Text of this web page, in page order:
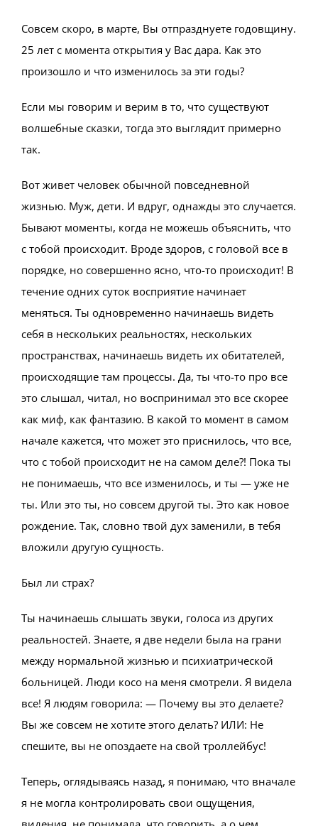
Совсем скоро, в марте, Вы отпразднуете годовщину.
25 лет с момента открытия у Вас дара. Как это
произошло и что изменилось за эти годы?
Если мы говорим и верим в то, что существуют
волшебные сказки, тогда это выглядит примерно
так.
Вот живет человек обычной повседневной
жизнью. Муж, дети. И вдруг, однажды это случается.
Бывают моменты, когда не можешь объяснить, что
с тобой происходит. Вроде здоров, с головой все в
порядке, но совершенно ясно, что-то происходит! В
течение одних суток восприятие начинает
меняться. Ты одновременно начинаешь видеть
себя в нескольких реальностях, нескольких
пространствах, начинаешь видеть их обитателей,
происходящие там процессы. Да, ты что-то про все
это слышал, читал, но воспринимал это все скорее
как миф, как фантазию. В какой то момент в самом
начале кажется, что может это приснилось, что все,
что с тобой происходит не на самом деле?! Пока ты
не понимаешь, что все изменилось, и ты — уже не
ты. Или это ты, но совсем другой ты. Это как новое
рождение. Так, словно твой дух заменили, в тебя
вложили другую сущность.
Был ли страх?
Ты начинаешь слышать звуки, голоса из других
реальностей. Знаете, я две недели была на грани
между нормальной жизнью и психиатрической
больницей. Люди косо на меня смотрели. Я видела
все! Я людям говорила: — Почему вы это делаете?
Вы же совсем не хотите этого делать? ИЛИ: Не
спешите, вы не опоздаете на свой троллейбус!
Теперь, оглядываясь назад, я понимаю, что вначале
я не могла контролировать свои ощущения,